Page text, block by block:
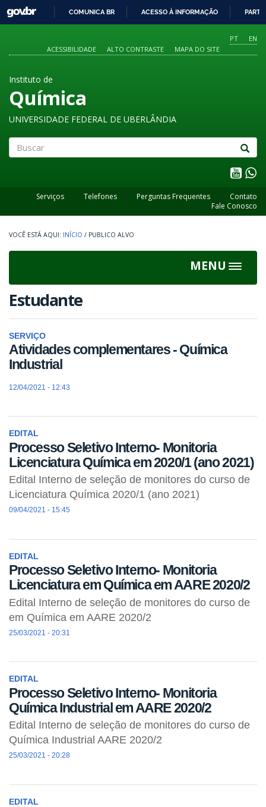
O
CONTEÚDO
GOVBR
COMUNICA BR ACESSO À INFORMAÇÃO
PT
EN
ACESSIBILIDADE
ALTO CONTRASTE MAPA DO SITE
Instituto de
Química
UNIVERSIDADE FEDERAL DE UBERLÂNDIA
Serviços Telefones Perguntas Frequentes
Contato
Fale Conosco
INÍCIO / PUBLICO ALVO
MENU
Toggle
Estudante
SERVIÇO
Atividades complementares - Química
Industrial
12/04/2021 - 12:43
EDITAL
Processo Seletivo Interno- Monitoria
Licenciatura Química em 2020/1 (ano 2021)
Edital Interno de seleção de monitores do curso de
Licenciatura Química 2020/1 (ano 2021)
09/04/2021 - 15:45
EDITAL
Processo Seletivo Interno- Monitoria
Licenciatura em Química em AARE 2020/2
Edital Interno de seleção de monitores do curso de
em Química em AARE 2020/2
25/03/2021 - 20:31
EDITAL
Processo Seletivo Interno- Monitoria
Química Industrial em AARE 2020/2
Edital Interno de seleção de monitores do curso de
Química Industrial AARE 2020/2
25/03/2021 - 20:28
EDITAL